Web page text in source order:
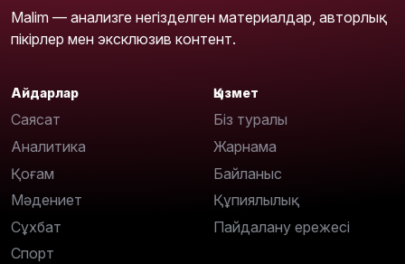
Malim — анализге негізделген материалдар, авторлық
пікірлер мен эксклюзив контент.
Айдарлар
Саясат
Аналитика
Қоғам
Мәдениет
Сұхбат
Спорт
Қызмет
Біз туралы
Жарнама
Байланыс
Құпиялылық
Пайдалану ережесі